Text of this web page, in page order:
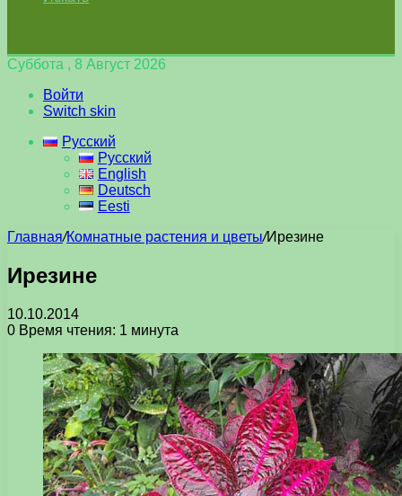
Суббота , 8 Август 2026
Войти
Switch skin
Русский
Русский
English
Deutsch
Eesti
Главная/Комнатные растения и цветы/Ирезине
Ирезине
10.10.2014
0 Время чтения: 1 минута